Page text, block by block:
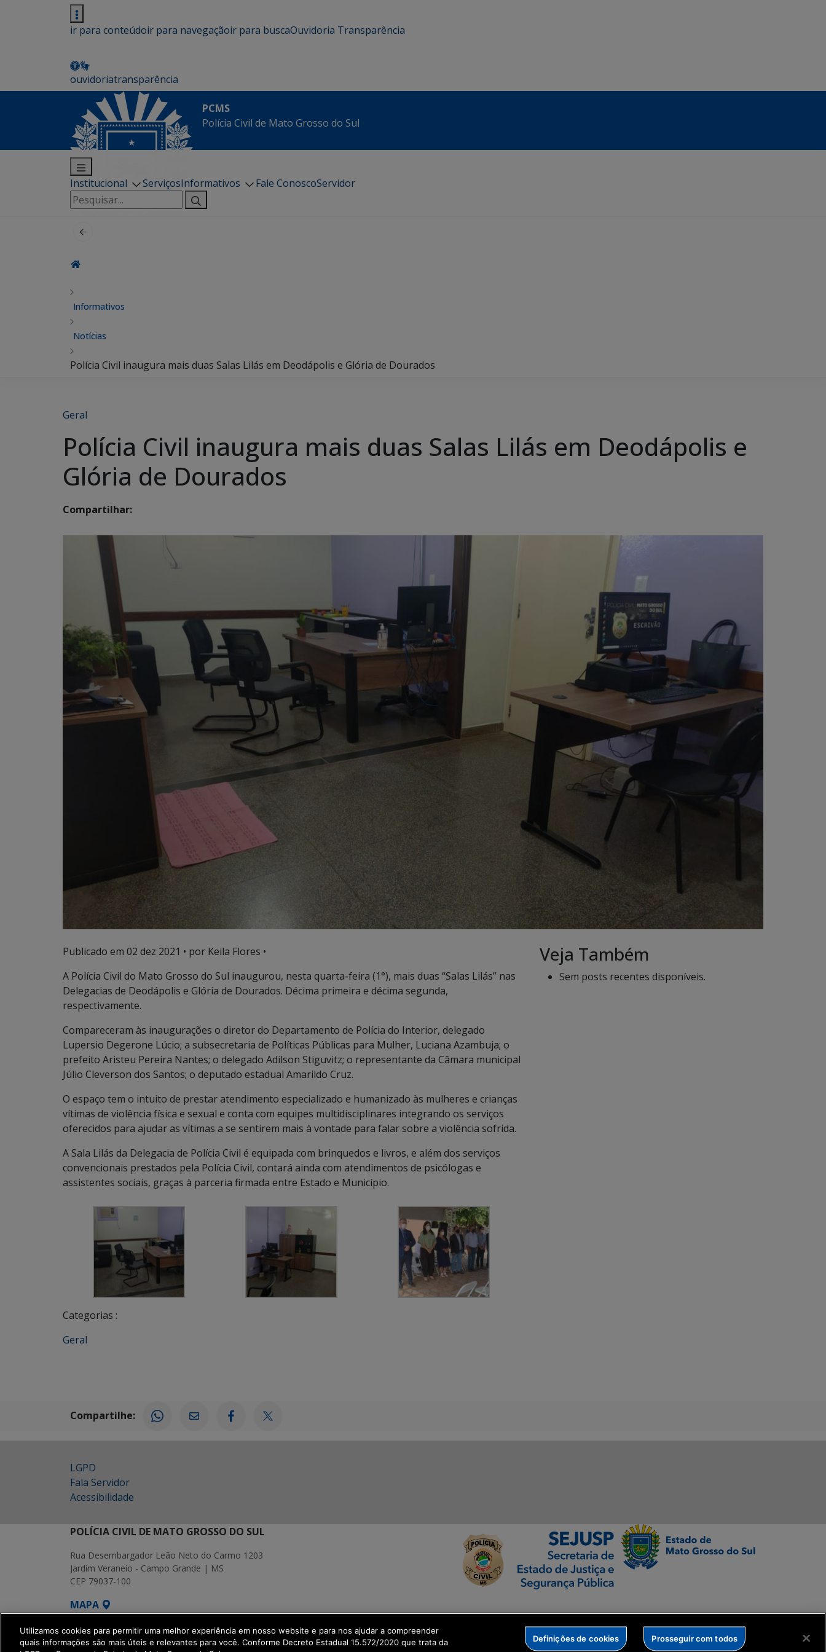
ir para conteúdoir para navegaçãoir para buscaOuvidoria Transparência
ouvidoriatransparência
PCMS
Polícia Civil de Mato Grosso do Sul
Institucional ServiçosInformativos Fale ConoscoServidor
Pesquisar
por:
Informativos
Notícias
Polícia Civil inaugura mais duas Salas Lilás em Deodápolis e Glória de Dourados
Geral
Polícia Civil inaugura mais duas Salas Lilás em Deodápolis e
Glória de Dourados
Compartilhar:
Publicado em 02 dez 2021 • por Keila Flores •
A Polícia Civil do Mato Grosso do Sul inaugurou, nesta quarta-feira (1°), mais duas “Salas Lilás” nas
Delegacias de Deodápolis e Glória de Dourados. Décima primeira e décima segunda,
respectivamente.
Compareceram às inaugurações o diretor do Departamento de Polícia do Interior, delegado
Lupersio Degerone Lúcio; a subsecretaria de Políticas Públicas para Mulher, Luciana Azambuja; o
prefeito Aristeu Pereira Nantes; o delegado Adilson Stiguvitz; o representante da Câmara municipal
Júlio Cleverson dos Santos; o deputado estadual Amarildo Cruz.
O espaço tem o intuito de prestar atendimento especializado e humanizado às mulheres e crianças
vítimas de violência física e sexual e conta com equipes multidisciplinares integrando os serviços
oferecidos para ajudar as vítimas a se sentirem mais à vontade para falar sobre a violência sofrida.
A Sala Lilás da Delegacia de Polícia Civil é equipada com brinquedos e livros, e além dos serviços
convencionais prestados pela Polícia Civil, contará ainda com atendimentos de psicólogas e
assistentes sociais, graças à parceria firmada entre Estado e Município.
Categorias :
Geral
Veja Também
Sem posts recentes disponíveis.
Compartilhe:
LGPD
Fala Servidor
Acessibilidade
POLÍCIA CIVIL DE MATO GROSSO DO SUL
Rua Desembargador Leão Neto do Carmo 1203
Jardim Veraneio - Campo Grande | MS
CEP 79037-100
MAPA
SETDIG | Secretaria-Executiva de Transformação Digital
Utilizamos cookies para permitir uma melhor experiência em nosso website e para nos ajudar a compreender
quais informações são mais úteis e relevantes para você. Conforme Decreto Estadual 15.572/2020 que trata da
Definições de cookies Prosseguir com todos